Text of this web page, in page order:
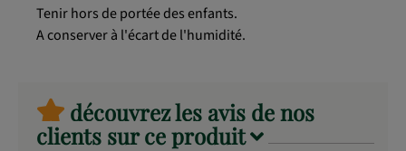
Tenir hors de portée des enfants.
A conserver à l'écart de l'humidité.
découvrez les avis de nos
clients sur ce produit